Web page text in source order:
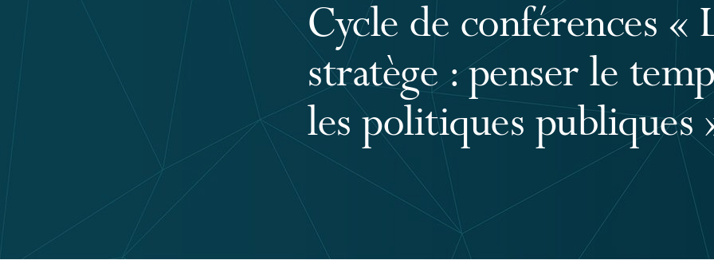
Cycle de conférences «
stratège : penser le
les politiques publiques